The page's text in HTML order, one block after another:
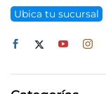
Ubica tu sucursal